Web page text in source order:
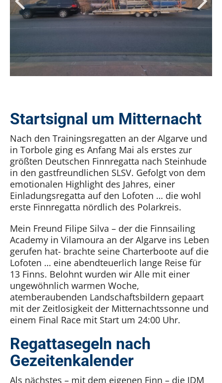
Startsignal um Mitternacht
Nach den Trainingsregatten an der Algarve und
in Torbole ging es Anfang Mai als erstes zur
größten Deutschen Finnregatta nach Steinhude
in den gastfreundlichen SLSV. Gefolgt von dem
emotionalen Highlight des Jahres, einer
Einladungsregatta auf den Lofoten … die wohl
erste Finnregatta nördlich des Polarkreis.
Mein Freund Filipe Silva – der die Finnsailing
Academy in Vilamoura an der Algarve ins Leben
gerufen hat- brachte seine Charterboote auf die
Lofoten … eine abendteuerlich lange Reise für
13 Finns. Belohnt wurden wir Alle mit einer
ungewöhnlich warmen Woche,
atemberaubenden Landschaftsbildern gepaart
mit der Zeitlosigkeit der Mitternachtssonne und
einem Final Race mit Start um 24:00 Uhr.
Regattasegeln nach
Gezeitenkalender
Als nächstes – mit dem eigenen Finn – die IDM